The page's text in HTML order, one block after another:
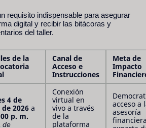
requisito indispensable para asegurar
digital y recibir las bitácoras y
del taller.
de la
Canal de
Acceso e
Instrucciones
Meta de
Impacto
4 de
2026 a
p. m.
de
Conexión
virtual en
vivo a través
de la
plataforma
acceso a
asesoría